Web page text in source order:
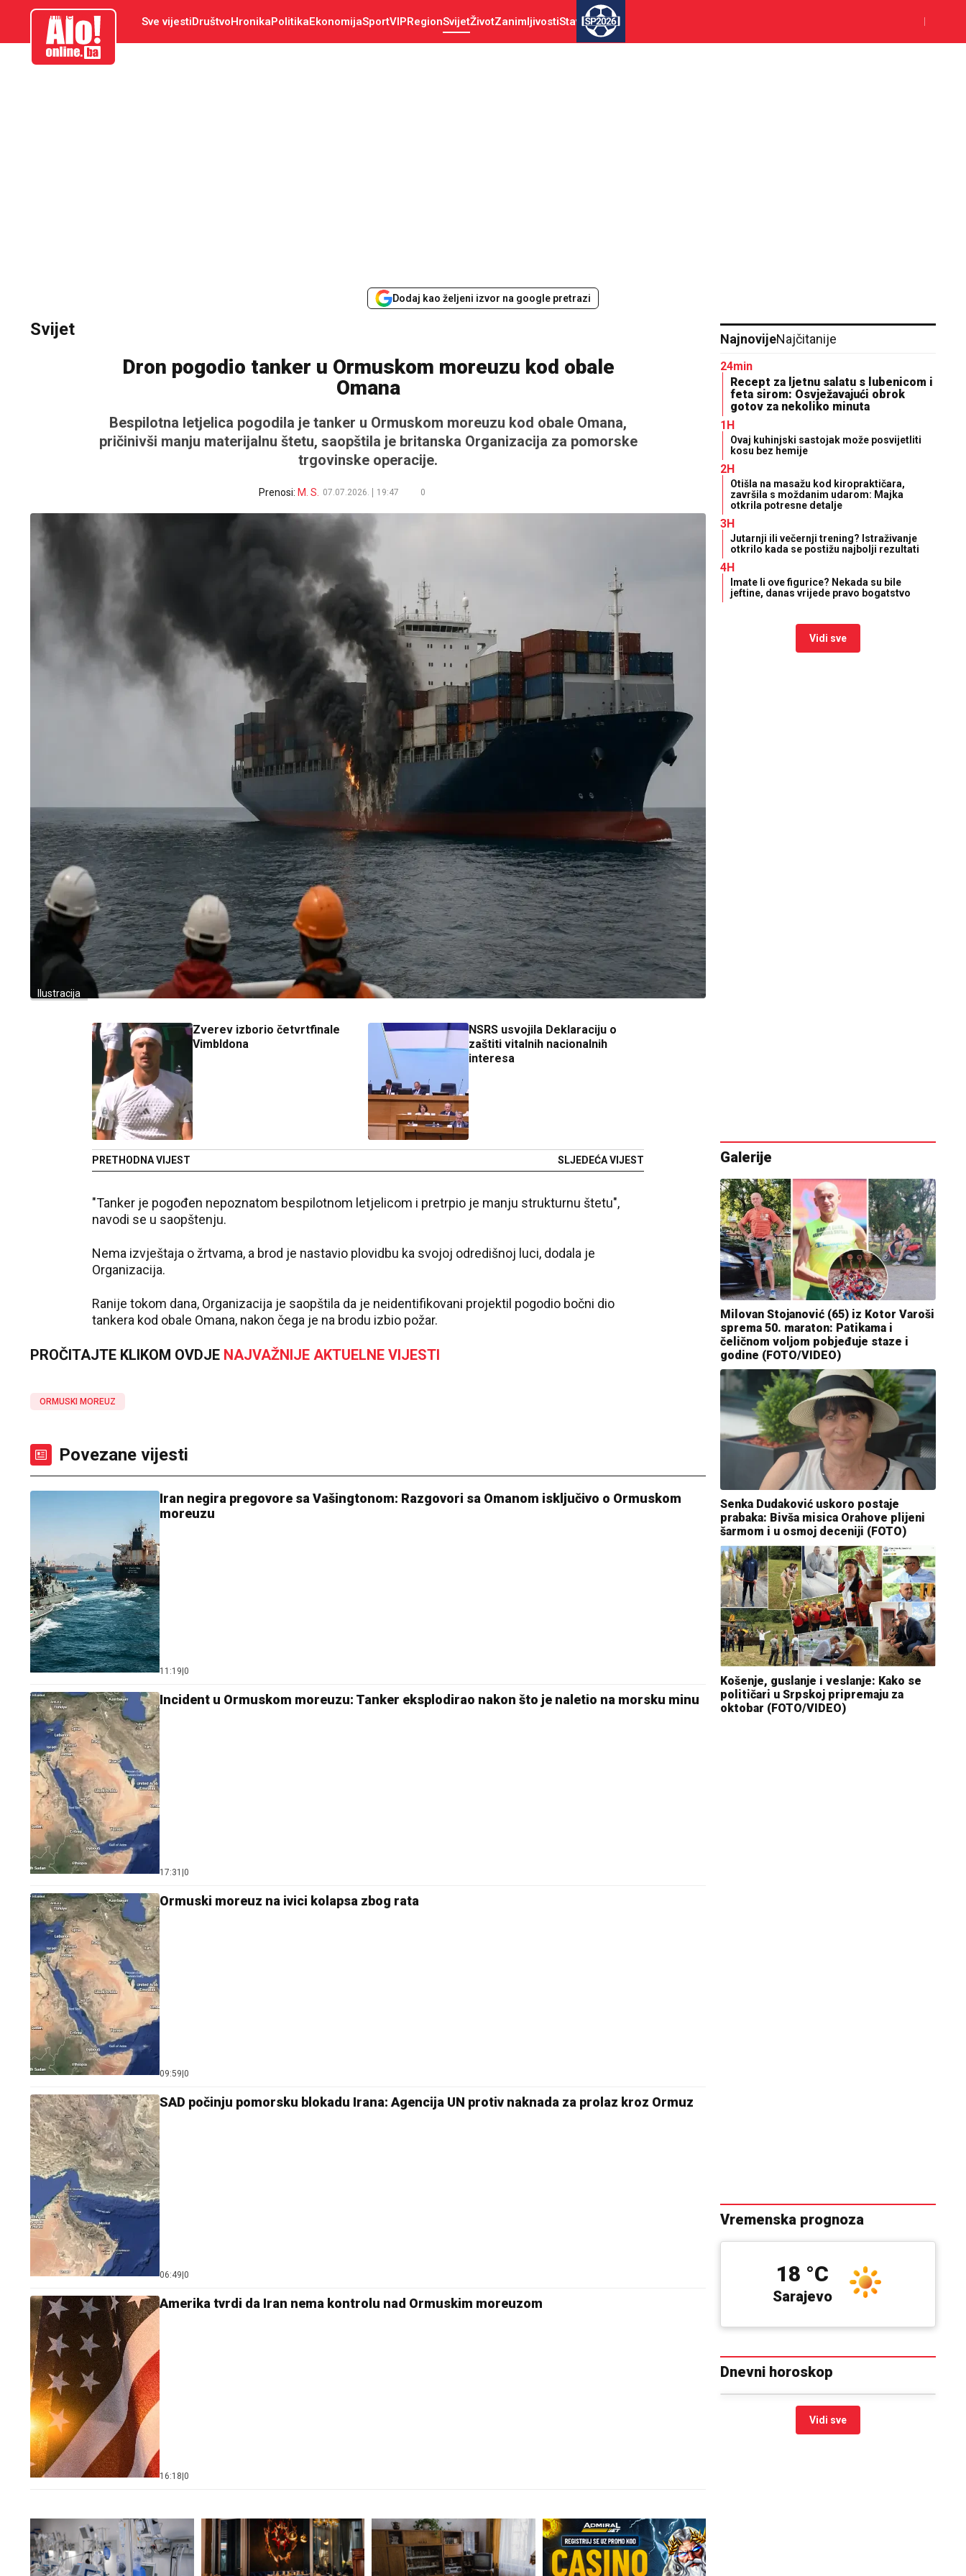
aloonline.ba Sve vijestiDruštvoHronikaPolitikaEkonomijaSportVIPRegionSvijetŽivotZanimljivostiStav SP2026
Dodaj kao željeni izvor na google pretrazi
Svijet
Dron pogodio tanker u Ormuskom moreuzu kod obale
Omana
Bespilotna letjelica pogodila je tanker u Ormuskom moreuzu kod obale Omana,
pričinivši manju materijalnu štetu, saopštila je britanska Organizacija za pomorske
trgovinske operacije.
Prenosi: M. S. 07.07.2026. 19:47 0
Ilustracija
Zverev izborio četvrtfinale
Vimbldona
PRETHODNA VIJEST
NSRS usvojila Deklaraciju o
zaštiti vitalnih nacionalnih
interesa
SLJEDEĆA VIJEST
"Tanker je pogođen nepoznatom bespilotnom letjelicom i pretrpio je manju strukturnu štetu",
navodi se u saopštenju.
Nema izvještaja o žrtvama, a brod je nastavio plovidbu ka svojoj odredišnoj luci, dodala je
Organizacija.
Ranije tokom dana, Organizacija je saopštila da je neidentifikovani projektil pogodio bočni dio
tankera kod obale Omana, nakon čega je na brodu izbio požar.
PROČITAJTE KLIKOM OVDJE NAJVAŽNIJE AKTUELNE VIJESTI
ORMUSKI MOREUZ
Povezane vijesti
Iran negira pregovore sa Vašingtonom: Razgovori sa Omanom isključivo o Ormuskom
moreuzu
11:19 0
Incident u Ormuskom moreuzu: Tanker eksplodirao nakon što je naletio na morsku minu
17:31 0
Ormuski moreuz na ivici kolapsa zbog rata
09:59 0
SAD počinju pomorsku blokadu Irana: Agencija UN protiv naknada za prolaz kroz Ormuz
06:49 0
Amerika tvrdi da Iran nema kontrolu nad Ormuskim moreuzom
16:18 0
NajnovijeNajčitanije
24min
Recept za ljetnu salatu s lubenicom i
feta sirom: Osvježavajući obrok
gotov za nekoliko minuta
1H
Ovaj kuhinjski sastojak može posvijetliti
kosu bez hemije
2H
Otišla na masažu kod kiropraktičara,
završila s moždanim udarom: Majka
otkrila potresne detalje
3H
Jutarnji ili večernji trening? Istraživanje
otkrilo kada se postižu najbolji rezultati
4H
Imate li ove figurice? Nekada su bile
jeftine, danas vrijede pravo bogatstvo
Vidi sve
Galerije
Milovan Stojanović (65) iz Kotor Varoši
sprema 50. maraton: Patikama i
čeličnom voljom pobjeđuje staze i
godine (FOTO/VIDEO)
Senka Dudaković uskoro postaje
prabaka: Bivša misica Orahove plijeni
šarmom i u osmoj deceniji (FOTO)
Košenje, guslanje i veslanje: Kako se
političari u Srpskoj pripremaju za
oktobar (FOTO/VIDEO)
Vremenska prognoza
Sarajevo
18 °C
Dnevni horoskop
Vidi sve